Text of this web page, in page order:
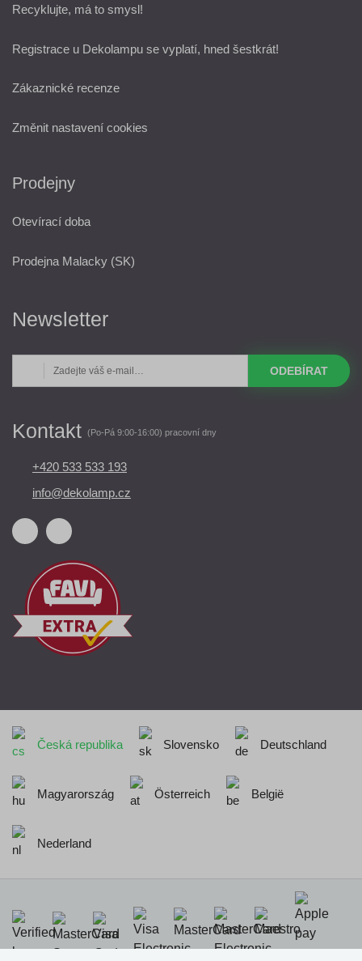
Recyklujte, má to smysl!
Registrace u Dekolampu se vyplatí, hned šestkrát!
Zákaznické recenze
Změnit nastavení cookies
Prodejny
Otevírací doba
Prodejna Malacky (SK)
Newsletter
ODEBÍRAT
Kontakt (Po-Pá 9:00-16:00) pracovní dny
+420 533 533 193
info@dekolamp.cz
Česká republika Slovensko Deutschland
Magyarország Österreich België
Nederland